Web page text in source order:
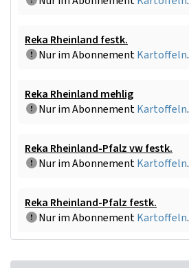
Reka Rheinland festk.
Nur im AbonnementKartoffeln.
Reka Rheinland mehlig
Nur im AbonnementKartoffeln.
Reka Rheinland-Pfalz vw festk.
Nur im AbonnementKartoffeln.
Reka Rheinland-Pfalz festk.
Nur im AbonnementKartoffeln.